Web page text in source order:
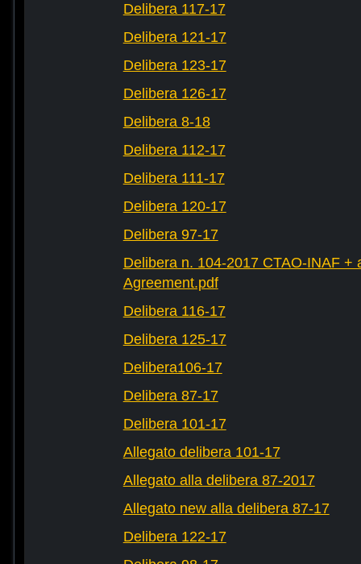
Delibera 117-17
Delibera 121-17
Delibera 123-17
Delibera 126-17
Delibera 8-18
Delibera 112-17
Delibera 111-17
Delibera 120-17
Delibera 97-17
Delibera n. 104-2017 CTAO-INAF +
Agreement.pdf
Delibera 116-17
Delibera 125-17
Delibera106-17
Delibera 87-17
Delibera 101-17
Allegato delibera 101-17
Allegato alla delibera 87-2017
Allegato new alla delibera 87-17
Delibera 122-17